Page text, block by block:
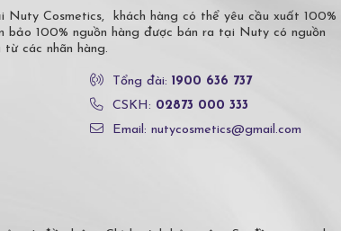
Nuty Cosmetics, khách hàng có thể yêu cầu xuất 100%
bảo 100% nguồn hàng được bán ra tại Nuty có nguồn
từ các nhãn hàng.
Tổng đài: 1900 636 737
CSKH: 02873 000 333
Email: nutycosmetics@gmail.com